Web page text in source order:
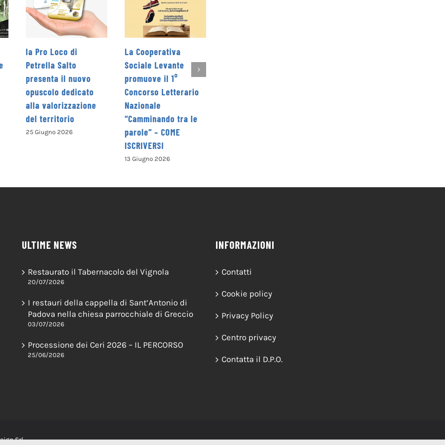
La Cooperativa
Sociale Levante
promuove il 1°
Concorso Letterario
Nazionale
“Camminando tra le
parole” – COME
Rieti Sport Festival XI
edizione dal 5 al 7
giugno
4 Giugno 2026
ULTIME NEWS
Restaurato il Tabernacolo del Vignola
20/07/2026
I restauri della cappella di Sant’Antonio di
Padova nella chiesa parrocchiale di Greccio
03/07/2026
Processione dei Ceri 2026 – IL PERCORSO
25/06/2026
INFORMAZIONI
Contatti
Cookie policy
Privacy Policy
Centro privacy
Contatta il D.P.O.
Srl